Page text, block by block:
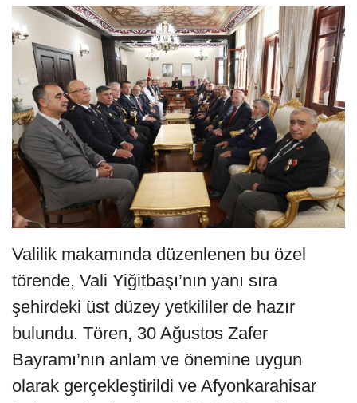
Valilik makamında düzenlenen bu özel
törende, Vali Yiğitbaşı’nın yanı sıra
şehirdeki üst düzey yetkililer de hazır
bulundu. Tören, 30 Ağustos Zafer
Bayramı’nın anlam ve önemine uygun
olarak gerçekleştirildi ve Afyonkarahisar